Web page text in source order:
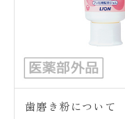
歯磨き粉について